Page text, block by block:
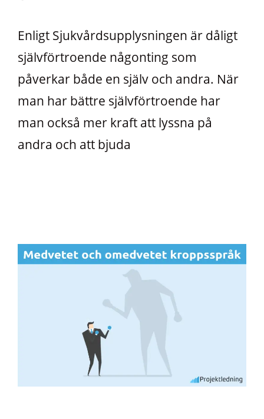
Enligt Sjukvårdsupplysningen är dåligt
självförtroende någonting som
påverkar både en själv och andra. När
man har bättre självförtroende har
man också mer kraft att lyssna på
andra och att bjuda